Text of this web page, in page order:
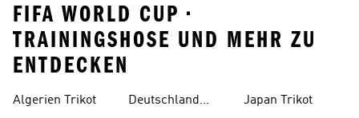
FIFA WORLD CUP •
TRAININGSHOSE UND MEHR ZU
ENTDECKEN
Algerien Trikot
Deutschland
Japan Trikot